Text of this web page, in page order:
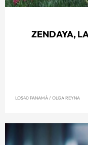
ZENDAYA,
LOS40 PANAMÁ/ OLGA REYNA